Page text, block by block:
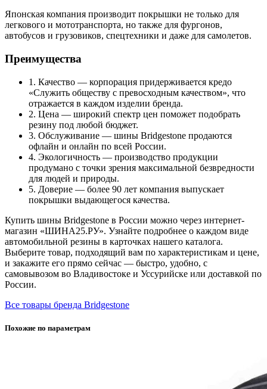
Японская компания производит покрышки не только для
легкового и мототранспорта, но также для фургонов,
автобусов и грузовиков, спецтехники и даже для самолетов.
Преимущества
1. Качество — корпорация придерживается кредо
«Служить обществу с превосходным качеством», что
отражается в каждом изделии бренда.
2. Цена — широкий спектр цен поможет подобрать
резину под любой бюджет.
3. Обслуживание — шины Bridgestone продаются
офлайн и онлайн по всей России.
4. Экологичность — производство продукции
продумано с точки зрения максимальной безвредности
для людей и природы.
5. Доверие — более 90 лет компания выпускает
покрышки выдающегося качества.
Купить шины Bridgestone в России можно через интернет-
магазин «ШИНА25.РУ». Узнайте подробнее о каждом виде
автомобильной резины в карточках нашего каталога.
Выберите товар, подходящий вам по характеристикам и цене,
и закажите его прямо сейчас — быстро, удобно, с
самовывозом во Владивостоке и Уссурийске или доставкой по
России.
Все товары бренда Bridgestone
Похожие по параметрам